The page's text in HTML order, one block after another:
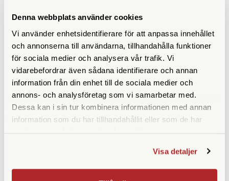
Denna webbplats använder cookies
Vi använder enhetsidentifierare för att anpassa innehållet
och annonserna till användarna, tillhandahålla funktioner
för sociala medier och analysera vår trafik. Vi
vidarebefordrar även sådana identifierare och annan
information från din enhet till de sociala medier och
annons- och analysföretag som vi samarbetar med.
Dessa kan i sin tur kombinera informationen med annan
information som du har tillhandahållit eller som de har
Visa detaljer
(mm)
Vridbara ögonmusslor Ja
Vikt (g) 185
Höjd (mm) 106
Bredd (mm) 88
Garanti 25 år